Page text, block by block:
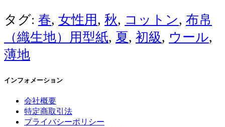
タグ: 春, 女性用, 秋, コットン, 布帛
（織生地）用型紙, 夏 , 初級, ウール,
薄地
インフォメーション
会社概要
特定商取引法
プライバシーポリシー